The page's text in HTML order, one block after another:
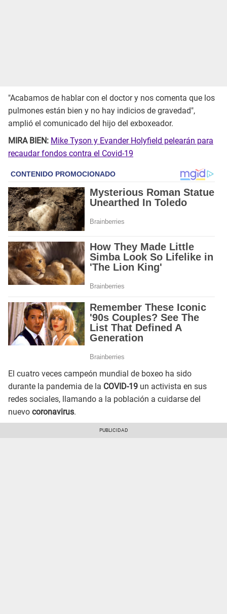
"Acabamos de hablar con el doctor y nos comenta que los
pulmones están bien y no hay indicios de gravedad",
amplió el comunicado del hijo del exboxeador.
MIRA BIEN: Mike Tyson y Evander Holyfield pelearán para
recaudar fondos contra el Covid-19
El cuatro veces campeón mundial de boxeo ha sido
durante la pandemia de la COVID-19 un activista en sus
redes sociales, llamando a la población a cuidarse del
nuevo coronavirus.